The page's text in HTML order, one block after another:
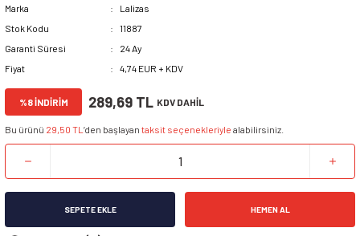
Marka
Lalizas
Stok Kodu
11887
Garanti Süresi
24 Ay
Fiyat
4,74 EUR + KDV
%8 İNDİRİM 289,69 TL KDV DAHİL
Bu ürünü 29,50 TL ’den başlayan taksit seçenekleriyle alabilirsiniz.
SEPETE EKLE HEMEN AL